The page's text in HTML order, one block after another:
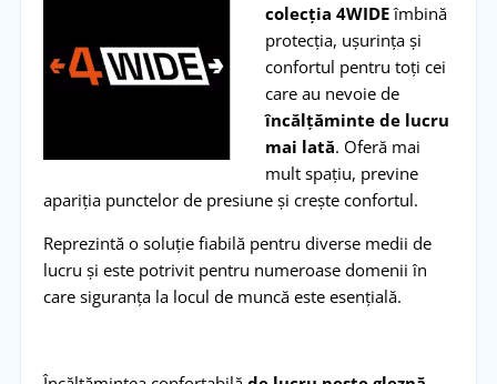
colecția 4WIDEîmbină
protecția, ușurința și
confortul pentru toți cei
care au nevoie de
încălțăminte de lucru
mai lată. Oferă mai
mult spațiu, previne
apariția punctelor de presiune și crește confortul.
Reprezintă o soluție fiabilă pentru diverse medii de
lucru și este potrivit pentru numeroase domenii în
care siguranța la locul de muncă este esențială.